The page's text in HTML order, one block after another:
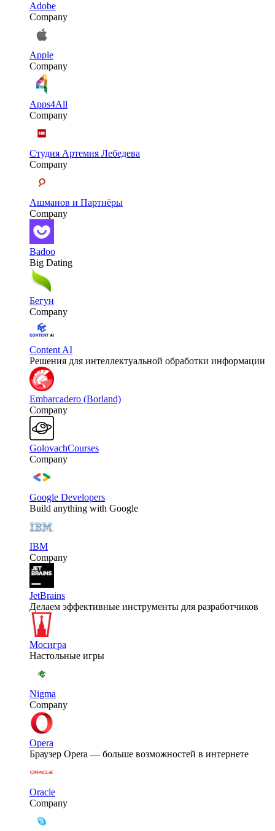
Adobe
Company
Apple
Company
Apps4All
Company
Студия Артемия Лебедева
Company
Ашманов и Партнёры
Company
Badoo
Big Dating
Бегун
Company
Content AI
Решения для интеллектуальной обработки информации
Embarcadero (Borland)
Company
GolovachCourses
Company
Google Developers
Build anything with Google
IBM
Company
JetBrains
Делаем эффективные инструменты для разработчиков
Мосигра
Настольные игры
Nigma
Company
Opera
Браузер Opera — больше возможностей в интернете
Oracle
Company